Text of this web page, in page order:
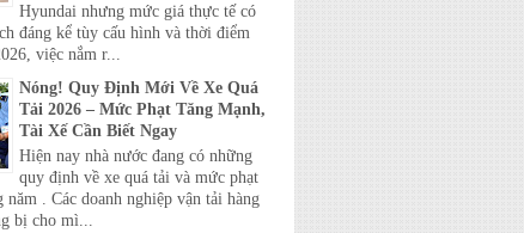
Hyundai nhưng mức giá thực tế có
đáng kể tùy cấu hình và thời điểm
việc nắm r...
Nóng! Quy Định Mới Về Xe Quá
Tải 2026 – Mức Phạt Tăng Mạnh,
Tài Xế Cần Biết Ngay
Hiện nay nhà nước đang có những
quy định về xe quá tải và mức phạt
năm . Các doanh nghiệp vận tải hàng
bị cho mì...